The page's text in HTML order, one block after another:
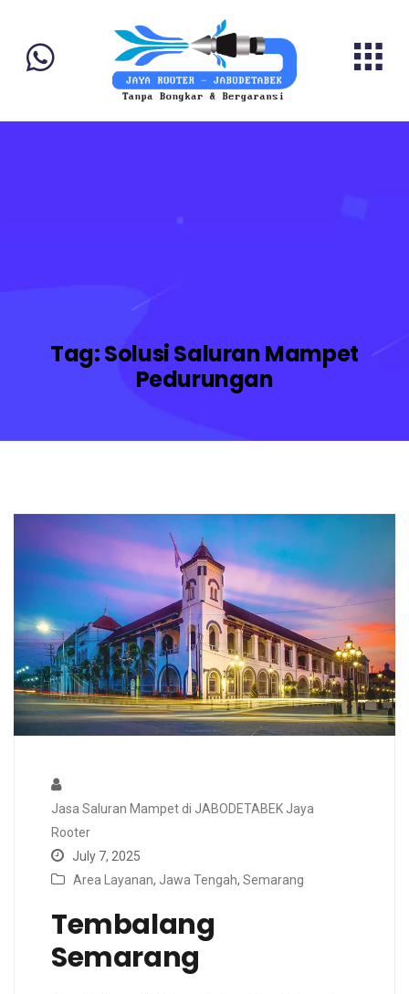
Tag:Solusi Saluran Mampet
Pedurungan
Jasa Saluran Mampet di JABODETABEK Jaya
Rooter
July 7, 2025
Area Layanan, Jawa Tengah, Semarang
Tembalang
Semarang